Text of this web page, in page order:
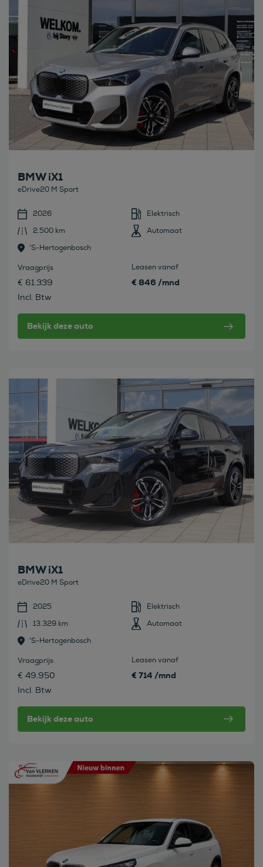
BMW iX1
eDrive20 M Sport
2026
Elektrisch
2.500 km
Automaat
's-Hertogenbosch
Vraagprijs
€ 61.339
Incl. Btw
Leasen vanaf
€ 846 /mnd
Bekijk deze auto
Bekijk deze auto
BMW iX1
eDrive20 M Sport
2025
Elektrisch
13.329 km
Automaat
's-Hertogenbosch
Vraagprijs
€ 49.950
Incl. Btw
Leasen vanaf
€ 714 /mnd
Bekijk deze auto
Bekijk deze auto